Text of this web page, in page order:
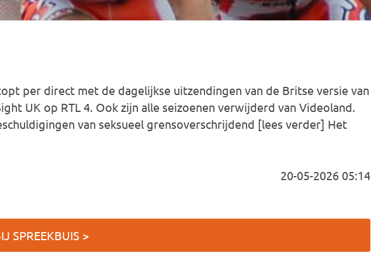
per direct met de dagelijkse uitzendingen van de Britse versie van
UK op RTL 4. Ook zijn alle seizoenen verwijderd van Videoland.
van seksueel grensoverschrijdend [lees verder] Het
20-05-2026 05:14
SPREEKBUIS >